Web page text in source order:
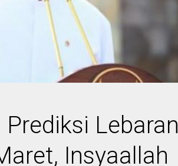
Lebaran
Insyaallah